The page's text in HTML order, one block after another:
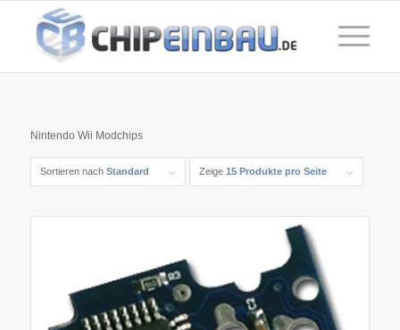
Nintendo Wii Modchips
Sortieren nach Standard Zeige 15 Produkte pro Seite